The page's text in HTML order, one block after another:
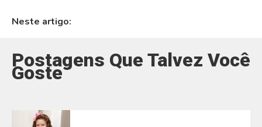
Neste artigo:
Postagens Que Talvez Você
Goste